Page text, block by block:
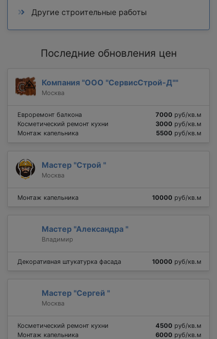
Другие строительные работы
Последние обновления цен
Компания "ООО "СервисСтрой-Д""
Москва
Евроремонт балкона 7000 руб/кв.м
Косметический ремонт кухни
3000 руб/кв.м
Монтаж капельника
5500 руб/кв.м
Мастер "Строй "
Москва
Монтаж капельника 10000 руб/кв.м
Мастер "Александра "
Владимир
Декоративная штукатурка фасада 10000 руб/кв.м
Мастер "Сергей "
Москва
Косметический ремонт кухни 4500 руб/кв.м
Монтаж капельника
6000 руб/кв.м